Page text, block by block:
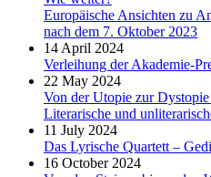
Europäische Ansichten zu
nach dem 7. Oktober 2023
14 April 2024
Verleihung der Akademie-
22 May 2024
Von der Utopie zur
Literarische und
11 July 2024
Das Lyrische Quartett –
16 October 2024